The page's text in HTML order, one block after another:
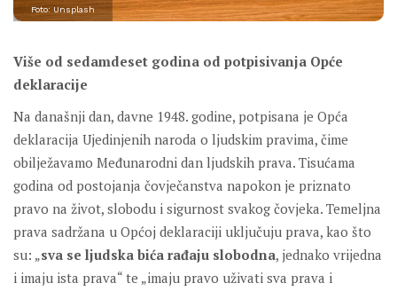
Foto: Unsplash
Više od sedamdeset godina od potpisivanja Opće
deklaracije
Na današnji dan, davne 1948. godine, potpisana je Opća
deklaracija Ujedinjenih naroda o ljudskim pravima, čime
obilježavamo Međunarodni dan ljudskih prava. Tisućama
godina od postojanja čovječanstva napokon je priznato
pravo na život, slobodu i sigurnost svakog čovjeka. Temeljna
prava sadržana u Općoj deklaraciji uključuju prava, kao što
su: „sva se ljudska bića rađaju slobodna, jednako vrijedna
i imaju ista prava“ te „imaju pravo uživati sva prava i